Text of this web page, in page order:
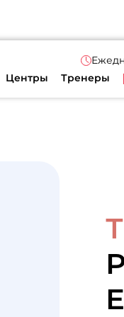
Центры Тренеры